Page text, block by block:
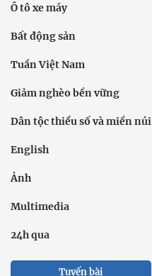
Ô tô xe máy
Bất động sản
Tuần Việt Nam
Giảm nghèo bền vững
Dân tộc thiểu số và miền núi
English
Ảnh
Multimedia
24h qua
Tuyến bài